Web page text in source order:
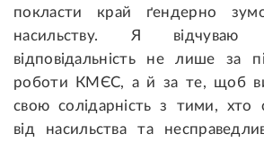
покласти край ґендерно
насильству. Я відчуваю
відповідальність не лише за
роботи КМЄС, а й за те, щоб
свою солідарність з тими, хто
від насильства та